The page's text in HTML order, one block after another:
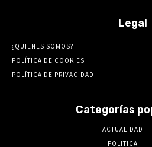
Legal
¿QUIENES SOMOS?
POLÍTICA DE COOKIES
POLÍTICA DE PRIVACIDAD
Categorías
ACTUALIDAD
POLITICA